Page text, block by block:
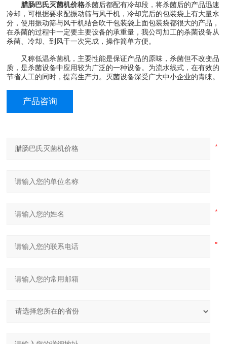
腊肠巴氏灭菌机价格杀菌后都配有冷却段，将杀菌后的产品迅速
冷却，可根据要求配振动筛与风干机，冷却完后的包装袋上有大量水
分，使用振动筛与风干机结合吹干包装袋上面包装袋都很大的产品，
在杀菌的过程中一定要主要设备的承重量，我公司加工的杀菌设备从
杀菌、冷却、到风干一次完成，操作简单方便。
又称低温杀菌机，主要性能是保证产品的原味，杀菌但不改变品
质，是杀菌设备中应用较为广泛的一种设备。为流水线式，在有效的
节省人工的同时，提高生产力。灭菌设备深受广大中小企业的青睐。
产品咨询